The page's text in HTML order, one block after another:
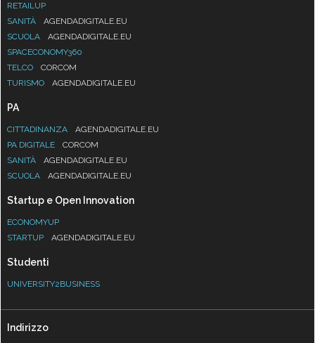
RETAILUP
SANITÀ
AGENDADIGITALE.EU
SCUOLA
AGENDADIGITALE.EU
SPACECONOMY360
TELCO
CORCOM
TURISMO
AGENDADIGITALE.EU
PA
CITTADINANZA
AGENDADIGITALE.EU
PA DIGITALE
CORCOM
SANITÀ
AGENDADIGITALE.EU
SCUOLA
AGENDADIGITALE.EU
Startup e Open Innovation
ECONOMYUP
STARTUP
AGENDADIGITALE.EU
Studenti
UNIVERSITY2BUSINESS
Indirizzo